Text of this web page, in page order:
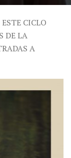
CICLO
DE LA
A